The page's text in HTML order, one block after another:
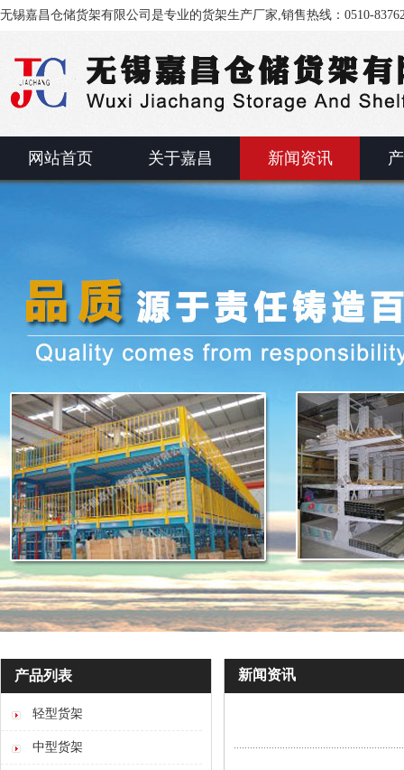
无锡嘉昌仓储货架有限公司是专业的货架生产厂家,销售热线：0510-
网站首页 关于嘉昌 新闻资讯
产品列表
轻型货架
中型货架
新闻资讯